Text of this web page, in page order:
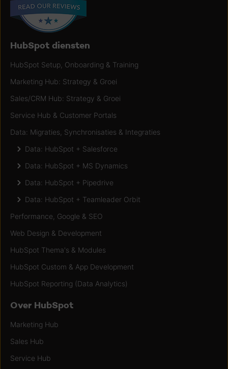
HubSpot diensten
HubSpot Setup, Onboarding & Training
Marketing Hub: Strategy & Groei
Sales/CRM Hub: Strategy & Groei
Service Hub & Customer Portals
Data: Migraties, Synchronisaties & Integraties
Data: HubSpot + Salesforce
Data: HubSpot + MS Dynamics
Data: HubSpot + Pipedrive
Data: HubSpot + Teamleader Orbit
Performance, Google & SEO
Web Design & Development
HubSpot Thema's & Modules
HubSpot Custom & App Development
HubSpot Reporting (Data Analytics)
Over HubSpot
Marketing Hub
Sales Hub
Service Hub